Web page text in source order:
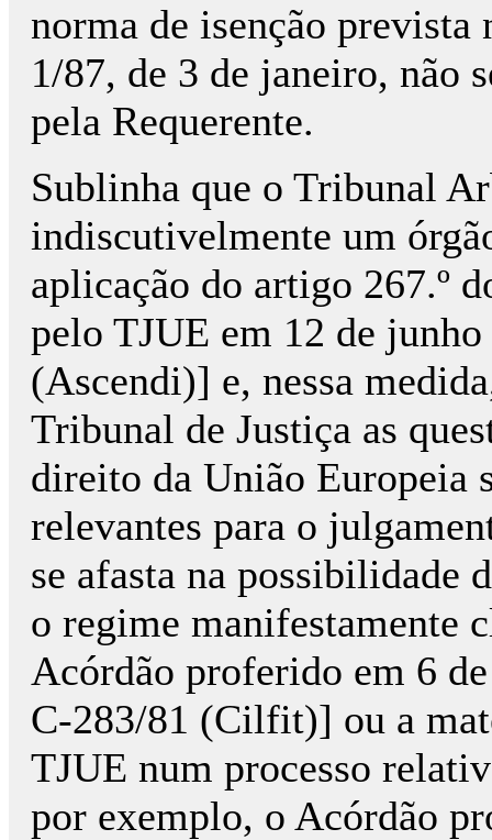
norma de isenção prevista
1/87, de 3 de janeiro, não
pela Requerente.
Sublinha que o Tribunal
indiscutivelmente um
aplicação do artigo 267.º
pelo TJUE em 12 de
(Ascendi)] e, nessa
Tribunal de Justiça as
direito da União Europeia
relevantes para o
se afasta na possibilidade
o regime manifestamente
Acórdão proferido em 6
C-283/81 (Cilfit)] ou a
TJUE num processo
por exemplo, o Acórdão